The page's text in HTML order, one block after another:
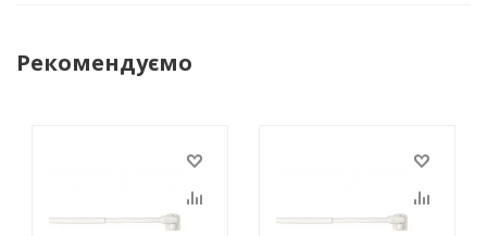
Рекомендуємо